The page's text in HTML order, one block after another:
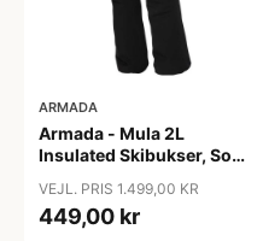
ARMADA
Armada - Mula 2L
Insulated Skibukser, Sort
VEJL. PRIS 1.499,00 KR
449,00 kr